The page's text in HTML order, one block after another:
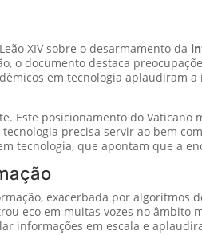
XIV sobre o desarmamento da
o documento destaca
em tecnologia aplaudiram
Este posicionamento do
precisa servir ao bem
tecnologia, que apontam que a
exacerbada por algoritmos
eco em muitas vozes no
informações em escala e